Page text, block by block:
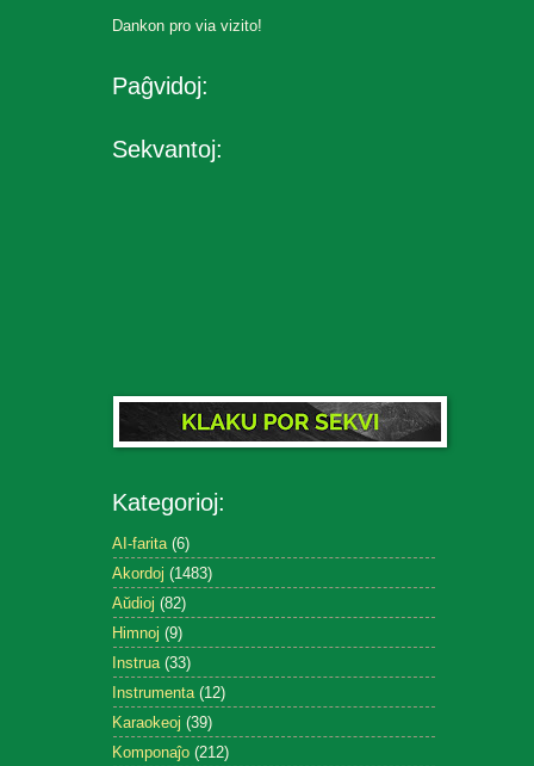
Dankon pro via vizito!
Paĝvidoj:
Sekvantoj:
Kategorioj:
AI-farita (6)
Akordoj (1483)
Aŭdioj (82)
Himnoj (9)
Instrua (33)
Instrumenta (12)
Karaokeoj (39)
Komponaĵo (212)